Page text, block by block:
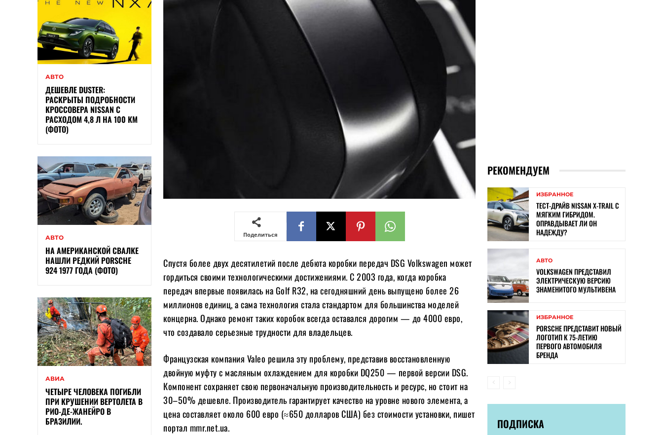
АВТО
ДЕШЕВЛЕ DUSTER:
РАСКРЫТЫ ПОДРОБНОСТИ
КРОССОВЕРА NISSAN С
РАСХОДОМ 4,8 Л НА 100 КМ
(ФОТО)
АВТО
НА АМЕРИКАНСКОЙ СВАЛКЕ
НАШЛИ РЕДКИЙ PORSCHE
924 1977 ГОДА (ФОТО)
АВИА
ЧЕТЫРЕ ЧЕЛОВЕКА ПОГИБЛИ
ПРИ КРУШЕНИИ ВЕРТОЛЕТА В
РИО-ДЕ-ЖАНЕЙРО В
БРАЗИЛИИ.
Поделиться
Спустя более двух десятилетий после дебюта коробки передач DSG Volkswagen может
гордиться своими технологическими достижениями. С 2003 года, когда коробка
передач впервые появилась на Golf R32, на сегодняшний день выпущено более 26
миллионов единиц, а сама технология стала стандартом для большинства моделей
концерна. Однако ремонт таких коробок всегда оставался дорогим — до 4000 евро,
что создавало серьезные трудности для владельцев.
Французская компания Valeo решила эту проблему, представив восстановленную
двойную муфту с масляным охлаждением для коробки DQ250 — первой версии DSG.
Компонент сохраняет свою первоначальную производительность и ресурс, но стоит на
30–50% дешевле. Производитель гарантирует качество на уровне нового элемента, а
цена составляет около 600 евро (≈650 долларов США) без стоимости установки, пишет
портал mmr.net.ua.
РЕКОМЕНДУЕМ
ИЗБРАННОЕ
ТЕСТ-ДРАЙВ NISSAN X-TRAIL С
МЯГКИМ ГИБРИДОМ.
ОПРАВДЫВАЕТ ЛИ ОН
НАДЕЖДУ?
АВТО
VOLKSWAGEN ПРЕДСТАВИЛ
ЭЛЕКТРИЧЕСКУЮ ВЕРСИЮ
ЗНАМЕНИТОГО МУЛЬТИВЕНА
ИЗБРАННОЕ
PORSCHE ПРЕДСТАВИТ НОВЫЙ
ЛОГОТИП К 75-ЛЕТИЮ
ПЕРВОГО АВТОМОБИЛЯ
БРЕНДА
ПОДПИСКА